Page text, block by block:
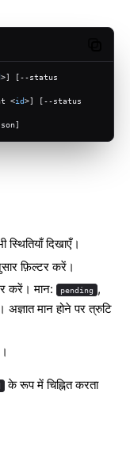
>] [--status
<id>] [--status
दिखाएँ।
फ़िल्टर करें।
करें। मान: pending ,
अज्ञात मान होने पर त्रुटि
के रूप में चिह्नित करता